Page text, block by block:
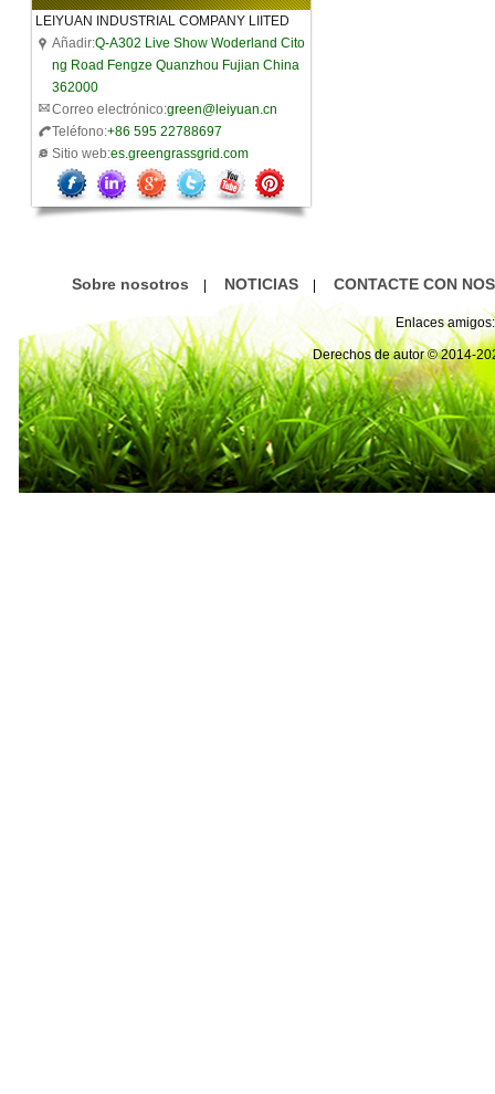
LEIYUAN INDUSTRIAL COMPANY LIITED
Añadir:Q-A302 Live Show Woderland Cito
ng Road Fengze Quanzhou Fujian China
362000
Correo electrónico:green@leiyuan.cn
Teléfono:+86 595 22788697
Sitio web:es.greengrassgrid.com
Sobre nosotros NOTICIAS CONTACTE CON
Enlaces amigos:
Derechos de autor © 2014-